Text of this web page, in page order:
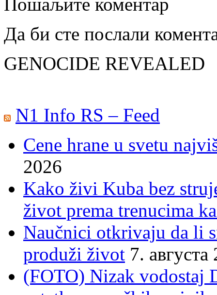
Да би сте послали
GENOCIDE REVEALED
N1 Info RS – Feed
Cene hrane u svetu
2026
Kako živi Kuba bez
život prema trenucima
Naučnici otkrivaju da li
produži život 7. августа
(FOTO) Nizak vodostaj